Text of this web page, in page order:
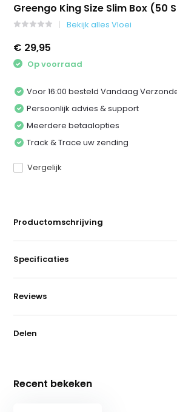
Greengo King Size Slim Box (50
Bekijk alles Vloei
€ 29,95
Op voorraad
Voor 16:00 besteld Vandaag
Persoonlijk advies & support
Meerdere betaalopties
Track & Trace uw zending
Vergelijk
Productomschrijving
Specificaties
Reviews
Delen
Recent bekeken